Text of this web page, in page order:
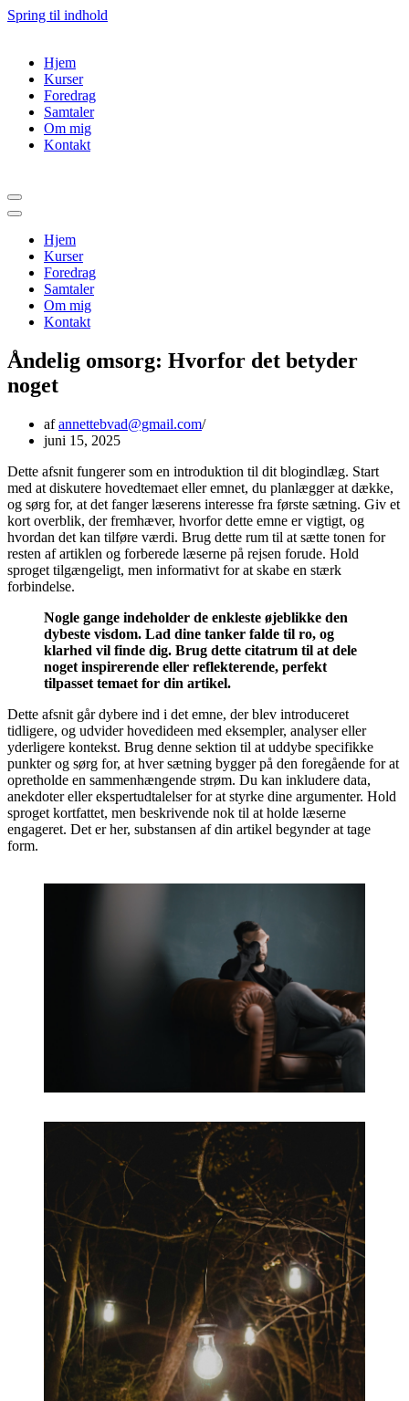
Spring til indhold
Hjem
Kurser
Foredrag
Samtaler
Om mig
Kontakt
Navigation
menu
Navigation
Hjem
Kurser
Foredrag
Samtaler
Om mig
Kontakt
Åndelig omsorg: Hvorfor det betyder
noget
afannettebvad@gmail.com
juni 15, 2025
Dette afsnit fungerer som en introduktion til dit blogindlæg. Start
med at diskutere hovedtemaet eller emnet, du planlægger at dække,
og sørg for, at det fanger læserens interesse fra første sætning. Giv et
kort overblik, der fremhæver, hvorfor dette emne er vigtigt, og
hvordan det kan tilføre værdi. Brug dette rum til at sætte tonen for
resten af artiklen og forberede læserne på rejsen forude. Hold
sproget tilgængeligt, men informativt for at skabe en stærk
forbindelse.
Nogle gange indeholder de enkleste øjeblikke den
dybeste visdom. Lad dine tanker falde til ro, og
klarhed vil finde dig. Brug dette citatrum til at dele
noget inspirerende eller reflekterende, perfekt
tilpasset temaet for din artikel.
Dette afsnit går dybere ind i det emne, der blev introduceret
tidligere, og udvider hovedideen med eksempler, analyser eller
yderligere kontekst. Brug denne sektion til at uddybe specifikke
punkter og sørg for, at hver sætning bygger på den foregående for at
opretholde en sammenhængende strøm. Du kan inkludere data,
anekdoter eller ekspertudtalelser for at styrke dine argumenter. Hold
sproget kortfattet, men beskrivende nok til at holde læserne
engageret. Det er her, substansen af din artikel begynder at tage
form.